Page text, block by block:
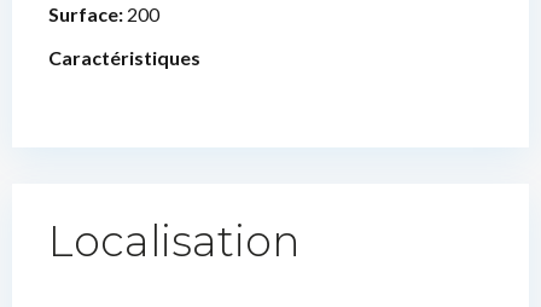
Surface: 200
Caractéristiques
Localisation